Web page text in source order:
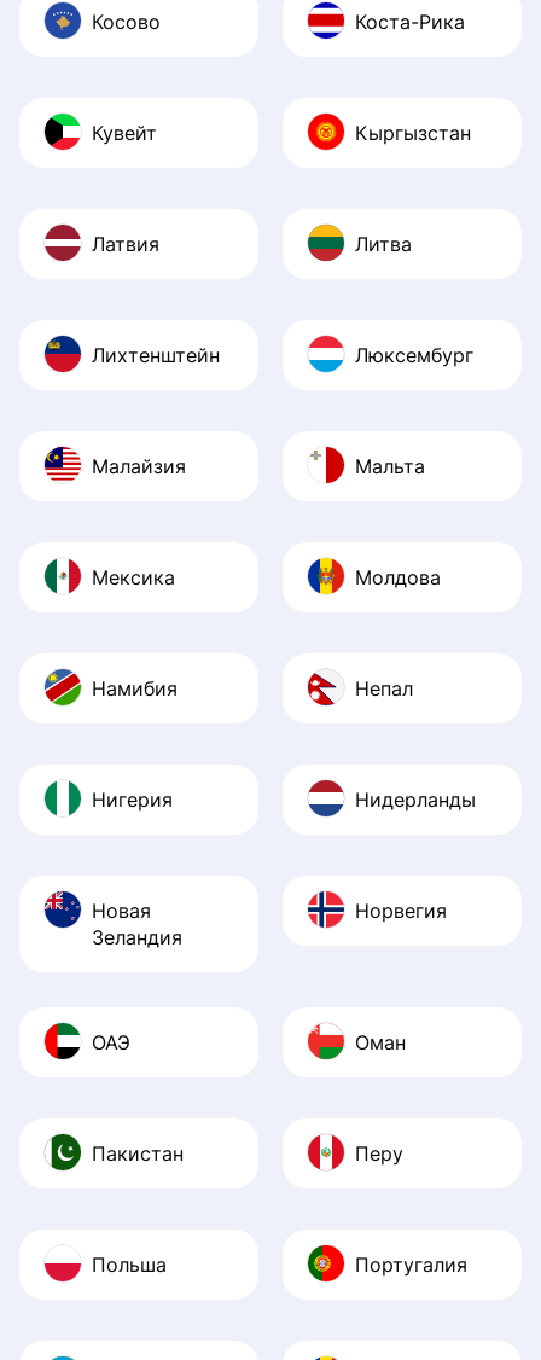
Косово Коста-Рика
Кувейт Кыргызстан
Латвия Литва
Лихтенштейн Люксембург
Малайзия Мальта
Мексика Молдова
Намибия Непал
Нигерия Нидерланды
Новая
Зеландия
Норвегия
ОАЭ Оман
Пакистан Перу
Польша Португалия